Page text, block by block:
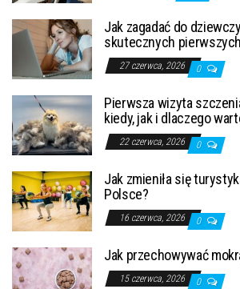
Jak zagadać do
skutecznych
27 czerwca, 2026 0
Pierwsza wizyta
kiedy, jak i dlaczego
22 czerwca, 2026 0
Jak zmieniła się
Polsce?
16 czerwca, 2026 0
Jak przechowywać
15 czerwca, 2026 0